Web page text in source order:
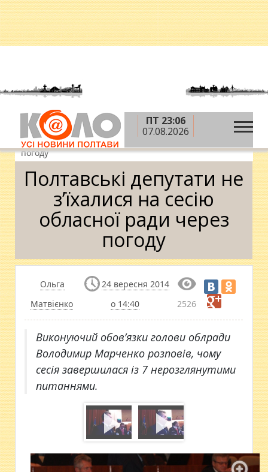
ПТ 23:06
07.08.2026
Головна » Новини » Влада »Полтавські
депутати не з’їхалися на сесію обласної ради через
погоду
Полтавські депутати не
з’їхалися на сесію
обласної ради через
погоду
Ольга
Матвієнко
24 вересня 2014
о 14:40
2526
Виконуючий обов’язки голови облради
Володимир Марченко розповів, чому
сесія завершилася із 7 нерозглянутими
питаннями.